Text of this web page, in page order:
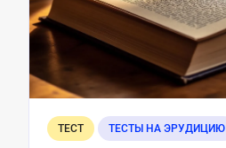
ТЕСТ ТЕСТЫ НА ЭРУДИЦИЮ